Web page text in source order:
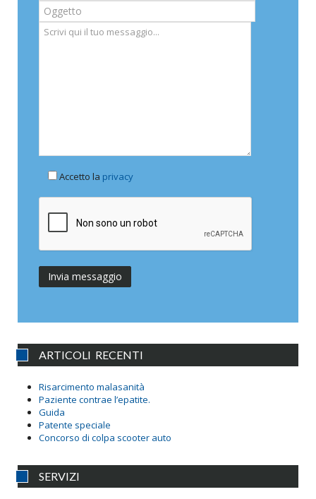
Accetto la privacy
ARTICOLI RECENTI
Risarcimento malasanità
Paziente contrae l’epatite.
Guida
Patente speciale
Concorso di colpa scooter auto
SERVIZI